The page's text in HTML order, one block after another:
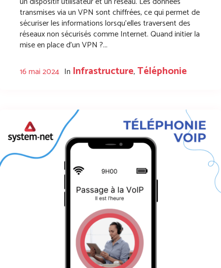
transmises via un VPN sont chiffrées, ce qui permet de
sécuriser les informations lorsqu’elles traversent des
réseaux non sécurisés comme Internet. Quand initier la
mise en place d’un VPN ?...
16 mai 2024 In Infrastructure, Téléphonie